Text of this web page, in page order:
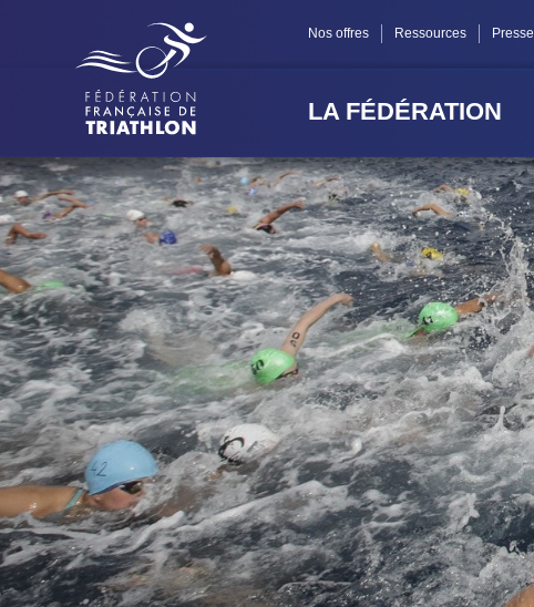
Nos offres Ressources Presse
LA FÉDÉRATION
Panneau de gestion des cookies